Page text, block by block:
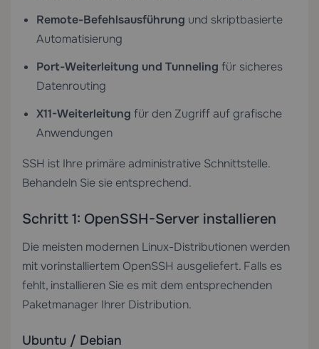
Remote-Befehlsausführung und skriptbasierte
Automatisierung
Port-Weiterleitung und Tunneling für sicheres
Datenrouting
X11-Weiterleitung für den Zugriff auf grafische
Anwendungen
SSH ist Ihre primäre administrative Schnittstelle.
Behandeln Sie sie entsprechend.
Schritt 1: OpenSSH-Server installieren
Die meisten modernen Linux-Distributionen werden
mit vorinstalliertem OpenSSH ausgeliefert. Falls es
fehlt, installieren Sie es mit dem entsprechenden
Paketmanager Ihrer Distribution.
Ubuntu / Debian